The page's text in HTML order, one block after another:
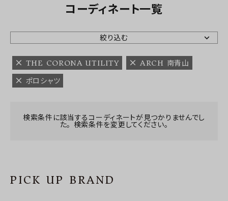
NEW ARRIVAL
ARCH EXCLUSIVE
BRAND
CATEGORY
コーディネート一覧
絞り込む
THE CORONA UTILITY
ARCH 南青山
ポロシャツ
検索条件に該当するコーディネートが見つかりませんでし
た。 検索条件を変更してください。
PICK UP BRAND